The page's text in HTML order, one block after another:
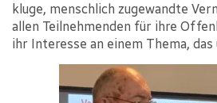
kluge, menschlich zugewandte
allen Teilnehmenden für ihre
ihr Interesse an einem Thema,